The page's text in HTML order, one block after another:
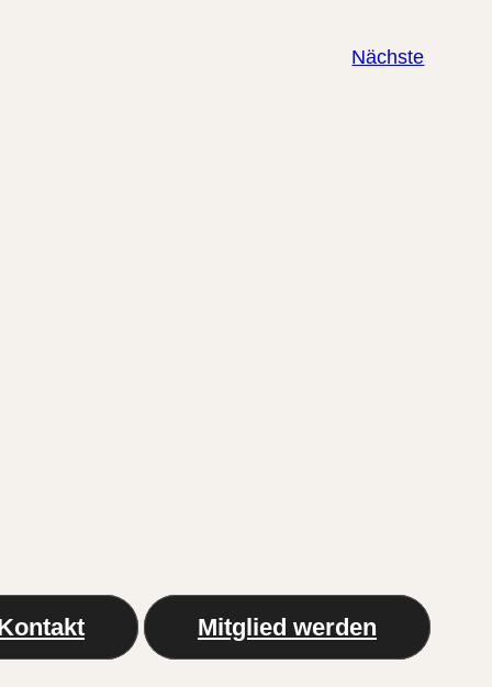
Nächste
Mitglied werden